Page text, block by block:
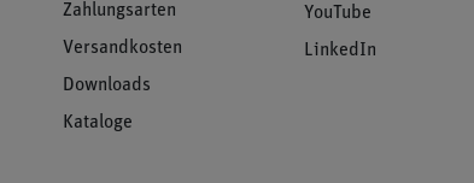
Zahlungsarten
Versandkosten
Downloads
Kataloge
YouTube
LinkedIn